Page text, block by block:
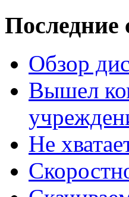
Последние
Обзор
Вышел
Не